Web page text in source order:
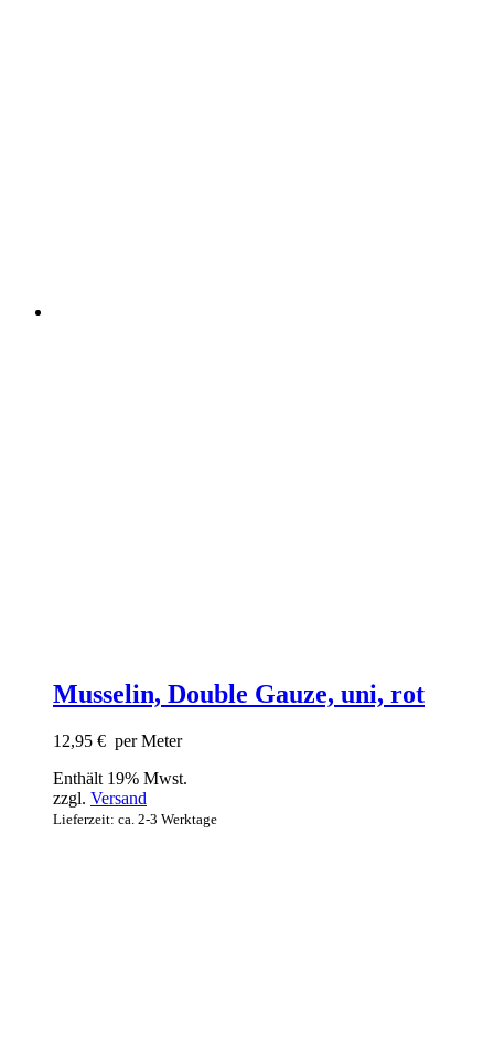
Musselin, Double Gauze, uni, rot
12,95 € per Meter
Enthält 19% Mwst.
zzgl. Versand
Lieferzeit: ca. 2-3 Werktage